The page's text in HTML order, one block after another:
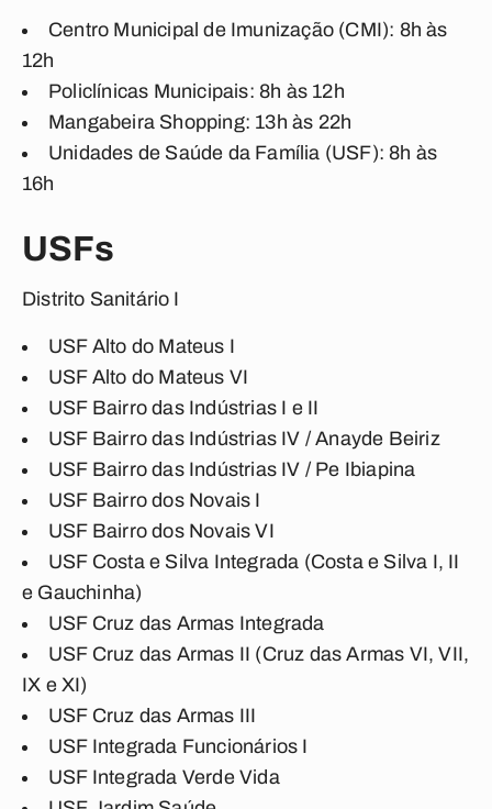
Centro Municipal de Imunização (CMI): 8h às
12h
Policlínicas Municipais: 8h às 12h
Mangabeira Shopping: 13h às 22h
Unidades de Saúde da Família (USF): 8h às
16h
USFs
Distrito Sanitário I
USF Alto do Mateus I
USF Alto do Mateus VI
USF Bairro das Indústrias I e II
USF Bairro das Indústrias IV / Anayde Beiriz
USF Bairro das Indústrias IV / Pe Ibiapina
USF Bairro dos Novais I
USF Bairro dos Novais VI
USF Costa e Silva Integrada (Costa e Silva I, II
e Gauchinha)
USF Cruz das Armas Integrada
USF Cruz das Armas II (Cruz das Armas VI, VII,
IX e XI)
USF Cruz das Armas III
USF Integrada Funcionários I
USF Integrada Verde Vida